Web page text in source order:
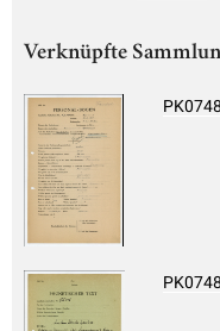
Verknüpfte